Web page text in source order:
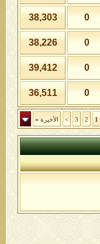
0
38,303
0
38,226
0
39,412
0
36,511
1
2
3
> الأخيرة »